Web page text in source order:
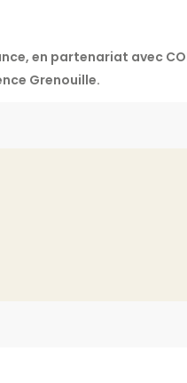
partenariat avec
Grenouille.